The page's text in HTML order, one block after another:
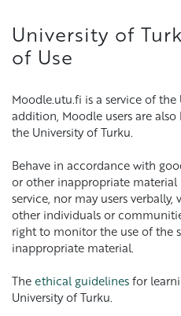
University of
of Use
Moodle.utu.fi is a service of the
addition, Moodle users are
the University of Turku.
Behave in accordance with
or other inappropriate
service, nor may users
other individuals or
right to monitor the use of the
inappropriate material.
Theethical guidelinesfor
University of Turku.